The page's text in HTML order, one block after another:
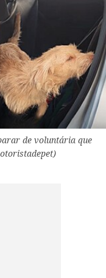
de voluntária que